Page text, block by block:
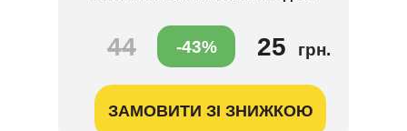
44 25
ЗАМОВИТИ ЗІ ЗНИЖКОЮ
грн.
-43%